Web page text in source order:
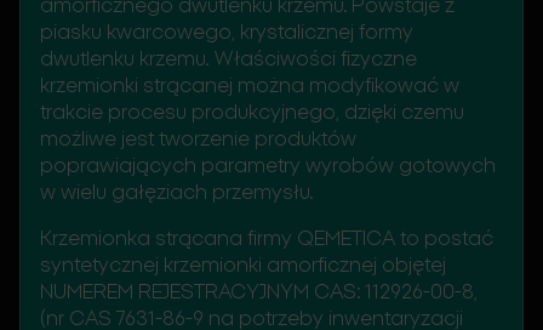
amorficznego dwutlenku krzemu. Powstaje z
piasku kwarcowego, krystalicznej formy
dwutlenku krzemu. Właściwości fizyczne
krzemionki strącanej można modyfikować w
trakcie procesu produkcyjnego, dzięki czemu
możliwe jest tworzenie produktów
poprawiających parametry wyrobów gotowych
w wielu gałęziach przemysłu.
Krzemionka strącana firmy QEMETICA to postać
syntetycznej krzemionki amorficznej objętej
NUMEREM REJESTRACYJNYM CAS: 112926-00-8,
(nr CAS 7631-86-9 na potrzeby inwentaryzacji